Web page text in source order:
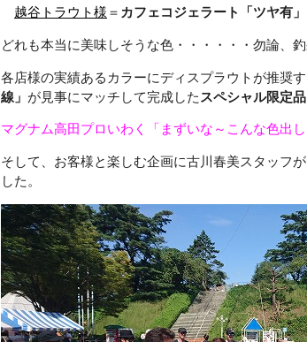
越谷トラウト様 ＝ カフェコジェラート「ツヤ有」
どれも本当に美味しそうな色・・・・・・勿
各店様の実績あるカラーにディスプラウトが推奨
線」 が見事にマッチして完成した スペシャル限定品
マグナム高田プロいわく「まずいな～こんな色出
そして、お客様と楽しむ企画に古川春美スタッフ
した。